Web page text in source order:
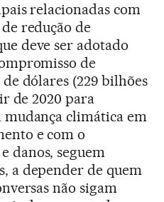
relacionadas com
redução de
deve ser adotado
de
dólares (229 bilhões
de 2020 para
mudança climática em
e com o
danos, seguem
a depender de quem
não sigam